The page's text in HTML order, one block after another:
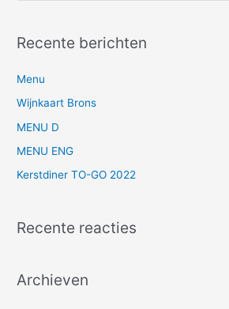
k
r
:
Recente berichten
Menu
Wijnkaart Brons
MENU D
MENU ENG
Kerstdiner TO-GO 2022
Recente reacties
Archieven